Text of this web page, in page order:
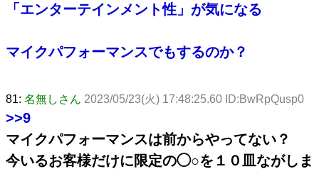
「エンターテインメント性」が気になる
マイクパフォーマンスでもするのか？
81: 名無しさん 2023/05/23(火) 17:48:25.60 ID:BwRpQusp0
>>9
マイクパフォーマンスは前からやってない？
今いるお客様だけに限定の◯○を１０皿ながしま